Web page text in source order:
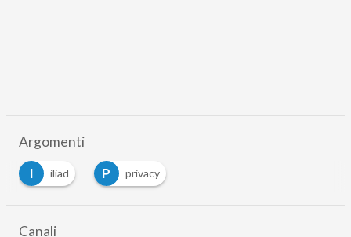
Argomenti
I
iliad P privacy
Canali